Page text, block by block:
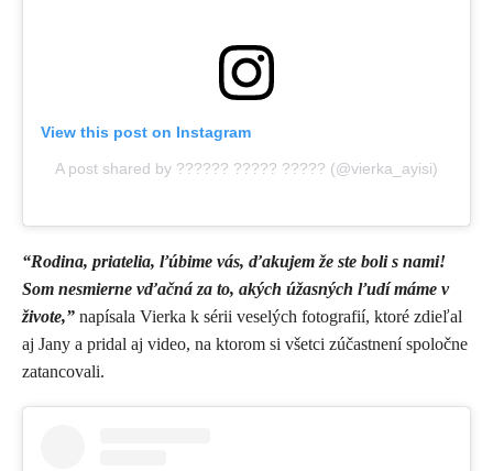
View this post on Instagram
A post shared by ?????? ????? ????? (@vierka_ayisi)
“Rodina, priatelia, ľúbime vás, ďakujem že ste boli s nami!
Som nesmierne vďačná za to, akých úžasných ľudí máme v
živote,” napísala Vierka k sérii veselých fotografií, ktoré zdieľal
aj Jany a pridal aj video, na ktorom si všetci zúčastnení spoločne
zatancovali.